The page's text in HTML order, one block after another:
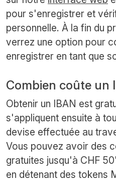
pour s'enregistrer et
personnelle. À la fin du
verrez une option pour
enregistrer en tant que
Combien coûte un
Obtenir un IBAN est
s'appliquent ensuite à
devise effectuée au
Vous pouvez avoir des
gratuites jusqu'à CHF
en détenant des tokens